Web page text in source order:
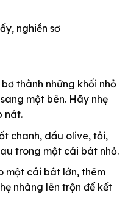
nghiền sơ
thành những khối nhỏ
một bên. Hãy nhẹ
nát.
chanh, dầu olive, tỏi,
trong một cái bát nhỏ.
một cái bát lớn, thêm
nhàng lên trộn để kết